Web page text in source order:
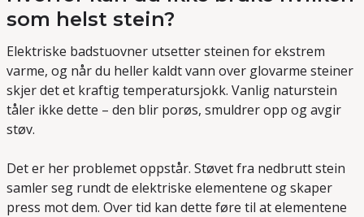
som helst stein?
Elektriske badstuovner utsetter steinen for ekstrem
varme, og når du heller kaldt vann over glovarme steiner
skjer det et kraftig temperatursjokk. Vanlig naturstein
tåler ikke dette – den blir porøs, smuldrer opp og avgir
støv.
Det er her problemet oppstår. Støvet fra nedbrutt stein
samler seg rundt de elektriske elementene og skaper
press mot dem. Over tid kan dette føre til at elementene